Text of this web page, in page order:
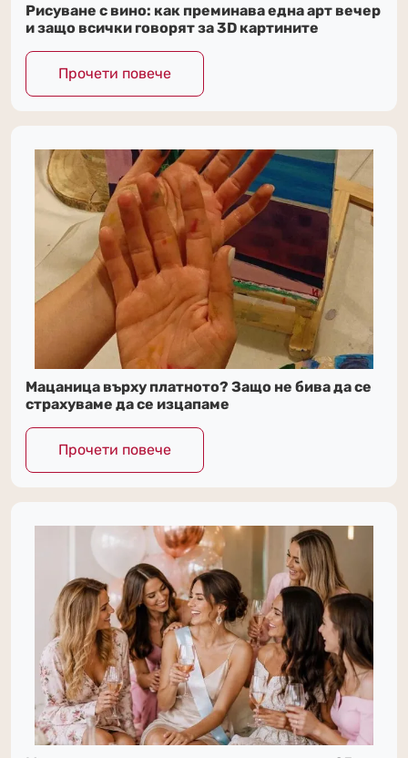
Рисуване с вино: как преминава една арт вечер
и защо всички говорят за 3D картините
Прочети повече
Мацаница върху платното? Защо не бива да се
страхуваме да се изцапаме
Прочети повече